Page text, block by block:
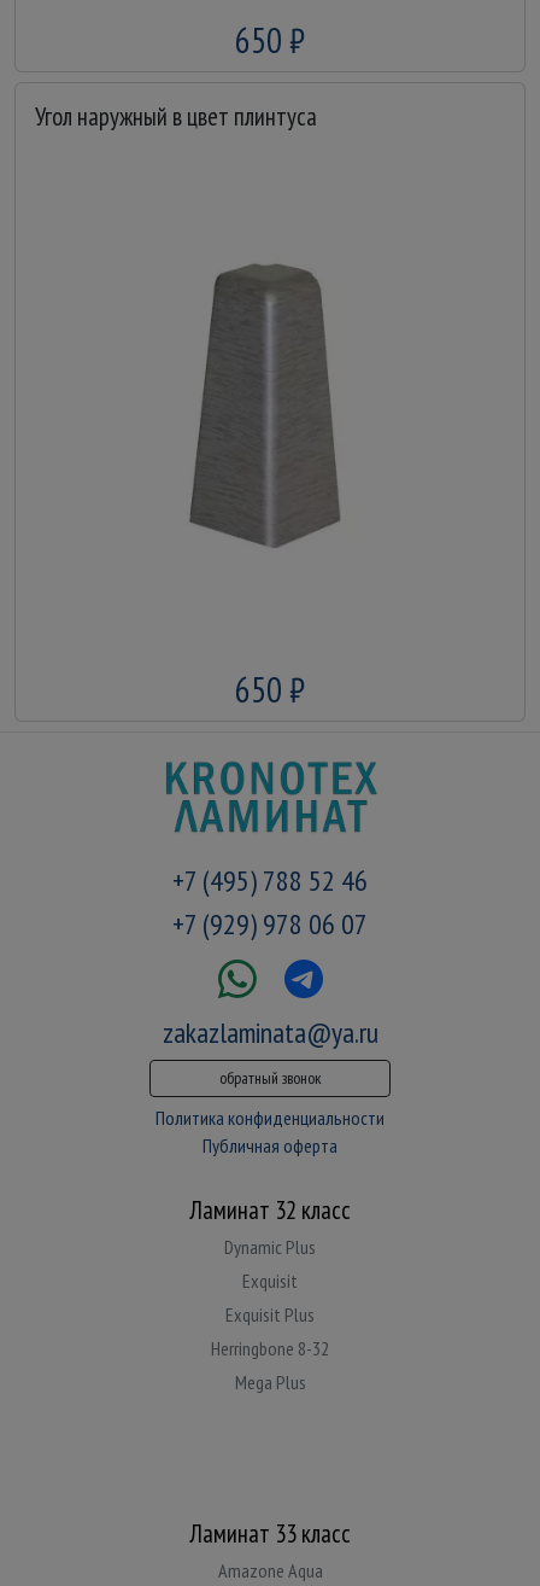
650 ₽
Угол наружный в цвет плинтуса
650 ₽
+7 (495) 788 52 46
+7 (929) 978 06 07
zakazlaminata@ya.ru
обратный звонок
Политика конфиденциальности
Публичная оферта
Ламинат 32 класс
Dynamic Plus
Exquisit
Exquisit Plus
Herringbone 8-32
Mega Plus
Ламинат 33 класс
Amazone Aqua